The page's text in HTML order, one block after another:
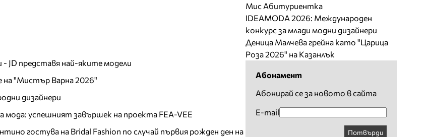
- JD представя най-яките модели
на "Мистър Варна 2026"
дизайнери
мода: успешният завършек на проекта FEA-VEE
гостува на Bridal Fashion по случай първия рожден ден на
Мис Абитуриентка
IDEAMODA 2026: Международен
конкурс за млади модни дизайнери
Деница Малчева грейна като "Царица
Роза 2026" на Казанлък
Абонамент
Абонирай се за новото в сайта
E-mail
Потвърди